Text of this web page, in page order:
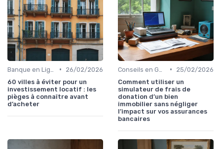
•
26/02/2026
60 villes à éviter pour un
investissement locatif : les
pièges à connaître avant
d’acheter
•
25/02/2026
Comment utiliser un
simulateur de frais de
donation d’un bien
immobilier sans négliger
l’impact sur vos assurances
bancaires